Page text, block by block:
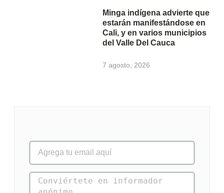
Minga indígena advierte que
estarán manifestándose en
Cali, y en varios municipios
del Valle Del Cauca
7 agosto, 2026